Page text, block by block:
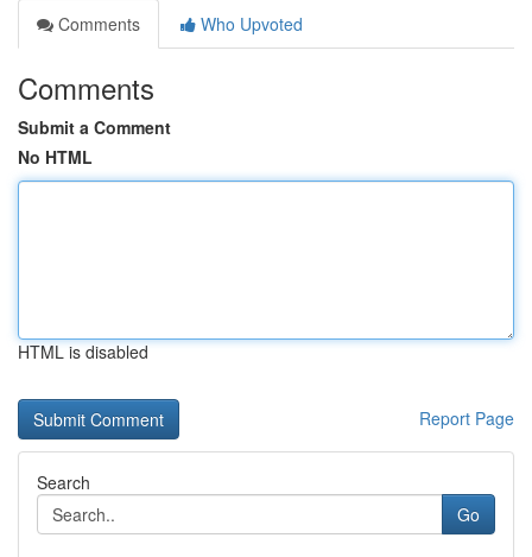
Comments
Who Upvoted
Comments
Submit a Comment
No HTML
HTML is disabled
Report Page
Search
Go